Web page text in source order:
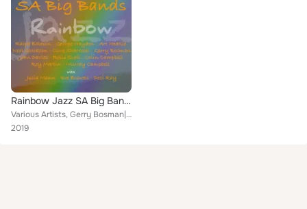
Rainbow Jazz SA Big Bands
Various Artists, Gerry Bosman|Dezi Ray, Roy Martin, Murray Campbell, Colin Campbell, Gerry Bosman, Noel Stockton, Art Heatlie|Ju...
2019